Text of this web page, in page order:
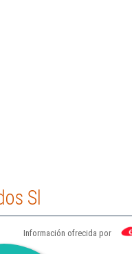
Sl
Información ofrecida por